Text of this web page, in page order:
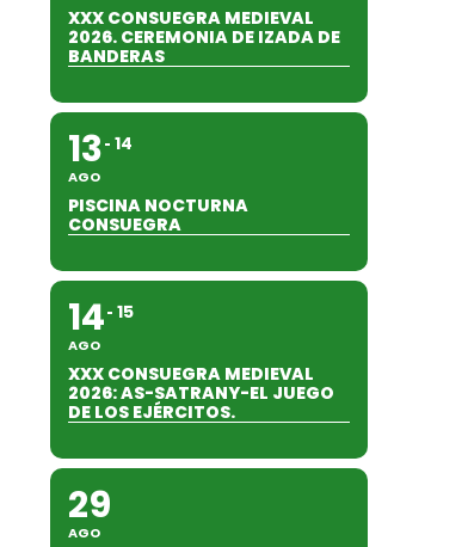
XXX CONSUEGRA MEDIEVAL
2026. CEREMONIA DE IZADA DE
BANDERAS
13
AGO
14
PISCINA NOCTURNA
CONSUEGRA
14
AGO
15
XXX CONSUEGRA MEDIEVAL
2026: AS-SATRANY-EL JUEGO
DE LOS EJÉRCITOS.
29
AGO